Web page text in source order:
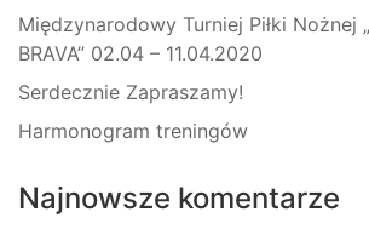
Międzynarodowy Turniej Piłki Nożnej
BRAVA” 02.04 – 11.04.2020
Serdecznie Zapraszamy!
Harmonogram treningów
Najnowsze komentarze